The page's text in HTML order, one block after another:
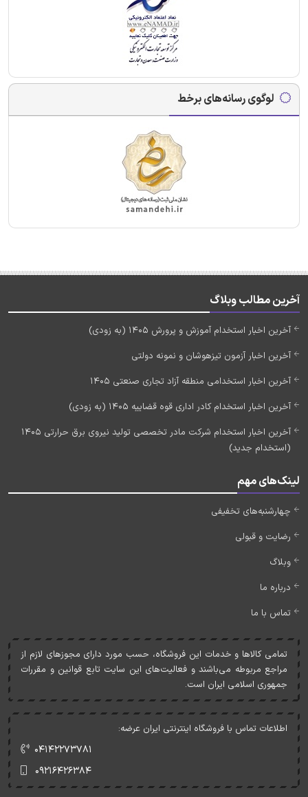
لوگوی رسانه‌های برخط
آخرین مطالب وبلاگ
آخرین اخبار استخدام آموزش و پرورش 1405 (به زودی)
آخرین اخبار آزمون تیزهوشان و نمونه دولتی
آخرین اخبار استخدامی منطقه آزاد تجاری صنعتی 1405
آخرین اخبار استخدام کادر اداری قوه قضاییه 1405 (به زودی)
آخرین اخبار استخدام شرکت مادر تخصصی تولید نیروی برق حرارتی 1405
(استخدام جدید)
لینک‌های مهم
چهارشنبه‌های تخفیفی
رضایت و قبولی
وبلاگ
درباره ما
تماس با ما
تمامی کالاها و خدمات اين فروشگاه، حسب مورد دارای مجوزهای لازم از
مراجع مربوطه می‌باشند و فعاليت‌های اين سايت تابع قوانين و مقررات
جمهوری اسلامی ايران است.
اطلاعات تماس با فروشگاه اینترنتی ایران عرضه:
۰۴۱۴۲۲۷۳۷۸۱
۰۹۲۱۶۴۲۶۳۸۴